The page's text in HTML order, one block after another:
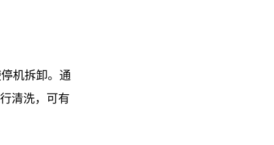
机拆卸。通
清洗，可有